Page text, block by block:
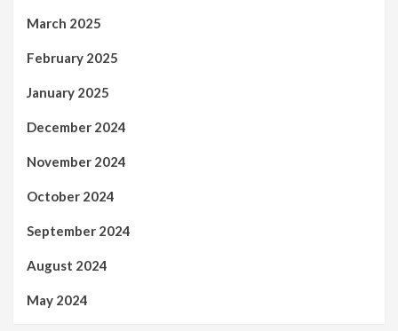
March 2025
February 2025
January 2025
December 2024
November 2024
October 2024
September 2024
August 2024
May 2024